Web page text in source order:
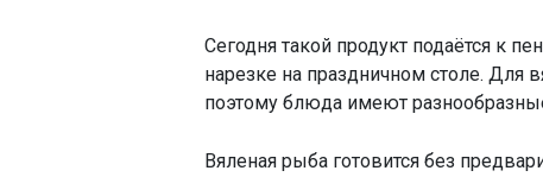
Сегодня такой продукт подаётся к
нарезке на праздничном столе. Для
поэтому блюда имеют
Вяленая рыба готовится без